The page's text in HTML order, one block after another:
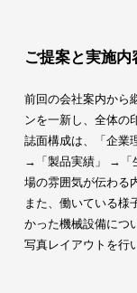
ご提案と実施内
前回の会社案内から
ンを一新し、全体の
誌面構成は、「企業
→「製品実績」 →「
場の雰囲気が伝わる
また、働いている様
かった機械設備につ
写真レイアウトを行